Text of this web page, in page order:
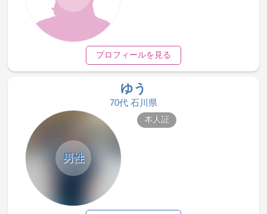
プロフィールを見る
ゆう
70代 石川県
男性
本人証